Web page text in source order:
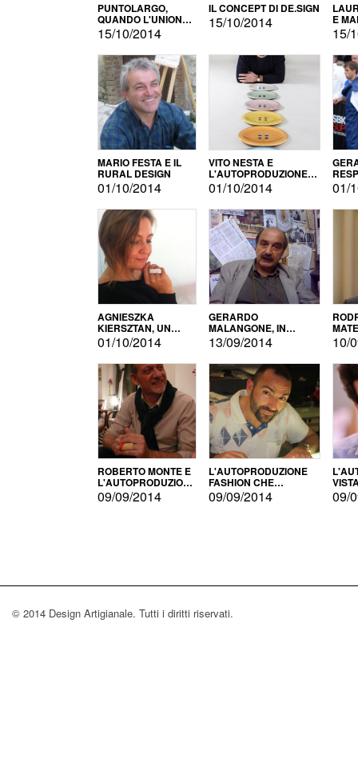
PUNTOLARGO,
QUANDO L'UNIONE
FA LA FORZA E
VINCE
15/10/2014
IL CONCEPT DI DE.SIGN
15/10/2014 E
15/
MARIO FESTA E IL
RURAL DESIGN
01/10/2014
VITO NESTA E
L'AUTOPRODUZIONE
COME RECUPERO DEI
SIMBOLI
01/10/2014 01/
AGNIESZKA
KIERSZTAN, UN
MODELLO DI
AUTOPRODUZIONE
01/10/2014
GERARDO
MALANGONE, IN
GIURIA PER IL
CONCORSO
LETTERARIO
13/09/2014 10/
ROBERTO MONTE E
L'AUTOPRODUZIONE
CON IL CENSIMENTO
09/09/2014
L'AUTOPRODUZIONE
FASHION CHE
CONQUISTA GLI USA
09/09/2014 09/
© 2014 Design Artigianale. Tutti i diritti riservati.